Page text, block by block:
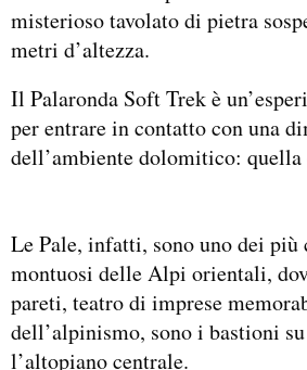
misterioso tavolato di pietra
metri d’altezza.
Il Palaronda Soft Trek è
per entrare in contatto con una
dell’ambiente dolomitico:
Le Pale, infatti, sono uno dei
montuosi delle Alpi orientali,
pareti, teatro di imprese
dell’alpinismo, sono i bastioni
l’altopiano centrale.